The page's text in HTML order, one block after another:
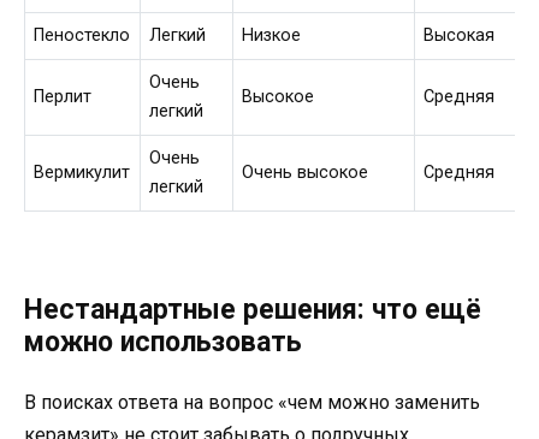
Пеностекло Легкий Низкое Высокая
Перлит
Очень
легкий
Высокое Средняя
Вермикулит
Очень
легкий
Очень высокое Средняя
Нестандартные решения: что ещё
можно использовать
В поисках ответа на вопрос «чем можно заменить